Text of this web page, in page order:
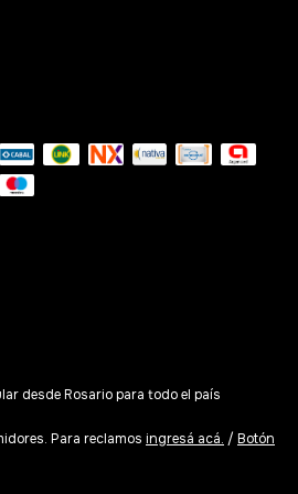
desde Rosario para todo el país
Para reclamos ingresá acá. / Botón